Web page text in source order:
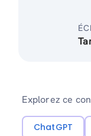
Explorez ce
ChatGPT